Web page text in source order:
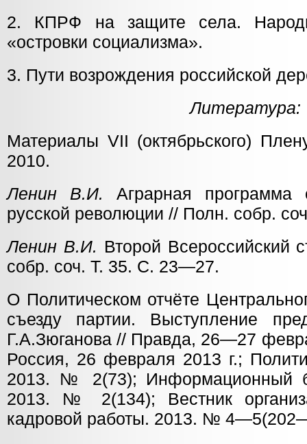
2. КПРФ на защите села.
«островки социализма».
3. Пути возрождения российской
Литература:
Материалы VII (октябрьского)
2010.
Ленин В.И.
Аграрная программа
русской революции // Полн. собр.
Ленин В.И. Второй Всероссийский
собр. соч. Т. 35. С. 23—27.
О Политическом отчёте
съезду партии. Выступление
Г.А.Зюганова // Правда, 26—27
Россия, 26 февраля 2013 г.;
2013. № 2(73); Информационный
2013. № 2(134); Вестник
кадровой работы. 2013. №